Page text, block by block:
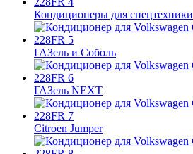
Кондиционеры для спецтехники
ГАЗель и Соболь
ГАЗель NEXT
Citroen Jumper